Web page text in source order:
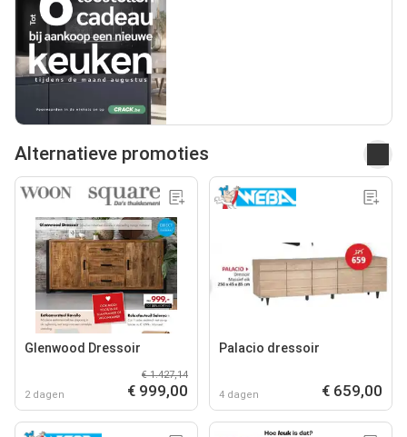
Alternatieve promoties
Glenwood Dressoir
2 dagen
€ 1.427,14
€ 999,00
Palacio dressoir
4 dagen € 659,00